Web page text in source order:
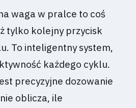
waga w pralce to coś
tylko kolejny przycisk
To inteligentny system,
każdego cyklu.
precyzyjne dozowanie
oblicza, ile